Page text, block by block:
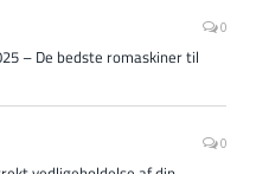
0
– De bedste romaskiner til
0